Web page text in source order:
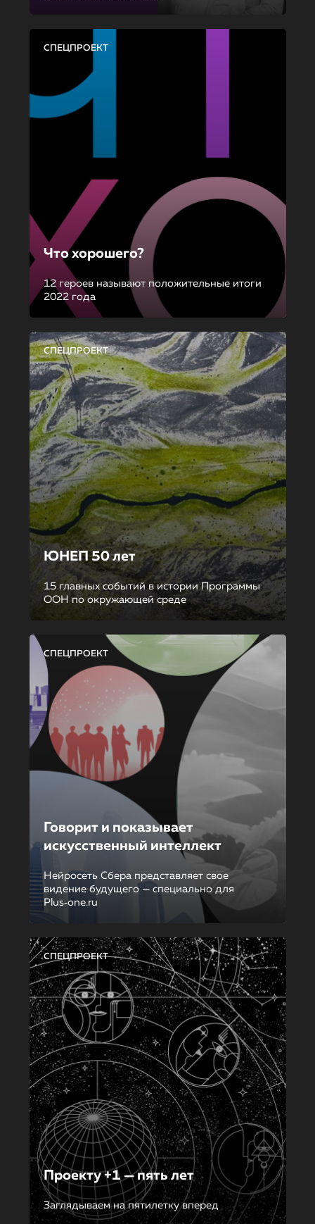
СПЕЦПРОЕКТ
Что хорошего?
12 героев называют положительные итоги
2022 года
СПЕЦПРОЕКТ
ЮНЕП 50 лет
15 главных событий в истории Программы
ООН по окружающей среде
СПЕЦПРОЕКТ
Говорит и показывает
искусственный интеллект
Нейросеть Сбера представляет свое
видение будущего — специально для
Plus‑one.ru
СПЕЦПРОЕКТ
Проекту +1 — пять лет
Заглядываем на пятилетку вперед